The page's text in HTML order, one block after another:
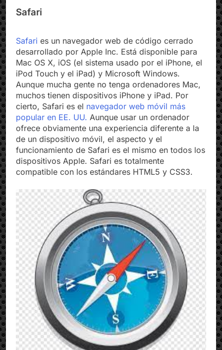
Safaries un navegador web de código cerrado
desarrollado por Apple Inc. Está disponible para
Mac OS X, iOS (el sistema usado por el iPhone, el
iPod Touch y el iPad) y Microsoft Windows.
Aunque mucha gente no tenga ordenadores Mac,
muchos tienen dispositivos iPhone y iPad. Por
cierto, Safari es el navegador web móvil más
popular en EE. UU. Aunque usar un ordenador
ofrece obviamente una experiencia diferente a la
de un dispositivo móvil, el aspecto y el
funcionamiento de Safari es el mismo en todos los
dispositivos Apple. Safari es totalmente